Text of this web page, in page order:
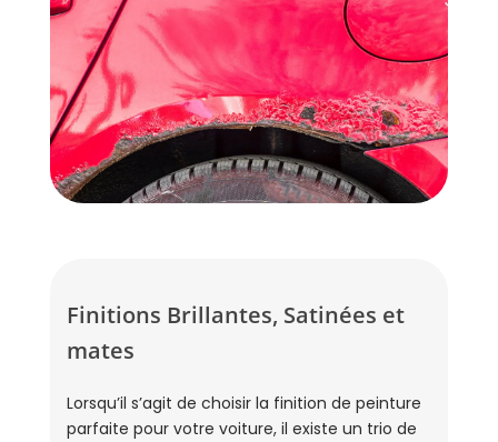
Finitions Brillantes, Satinées et
mates
Lorsqu’il s’agit de choisir la finition de peinture
parfaite pour votre voiture, il existe un trio de